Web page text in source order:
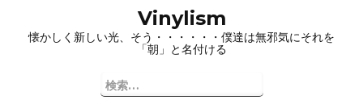
Vinylism
懐かしく新しい光、そう・・・・・・僕達は無邪気にそれを
「朝」と名付ける
検
索: